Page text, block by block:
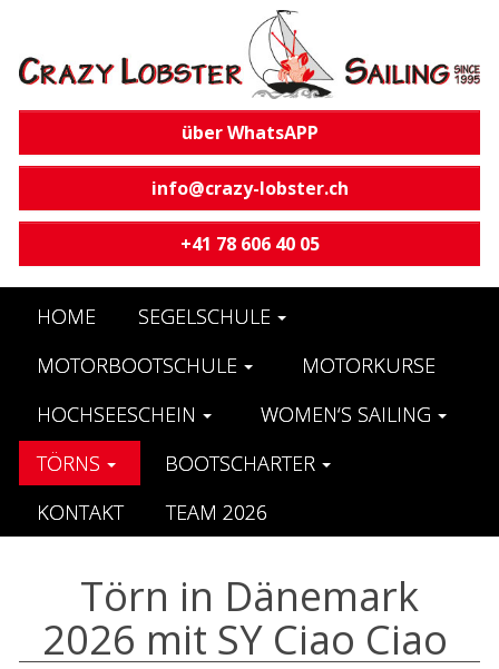
über WhatsAPP
info@crazy-lobster.ch
+41 78 606 40 05
HOME
SEGELSCHULE
MOTORBOOTSCHULE
MOTORKURSE
HOCHSEESCHEIN
WOMEN‘S SAILING
TÖRNS
BOOTSCHARTER
KONTAKT
TEAM 2026
Törn in Dänemark
2026 mit SY Ciao Ciao